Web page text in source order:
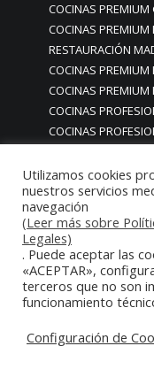
COCINAS
COCINAS PREMIUM
RESTAURACIÓN
COCINAS PREMIUM
COCINAS PREMIUM
COCINAS
COCINAS
DECORATIVOS
COCINAS
PARTICULARES
COCINAS
COCINAS
COCINAS
Cocinas
Cocinas
Utilizamos cookies
nuestros servicios
navegación
(Leer más sobre
Legales)
. Puede aceptar las
«ACEPTAR»,
terceros que no son
funcionamiento
Configuración de